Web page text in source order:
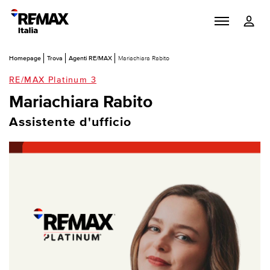
Homepage Trova Agenti RE/MAX Mariachiara Rabito
RE/MAX Platinum 3
Mariachiara Rabito
Assistente d'ufficio